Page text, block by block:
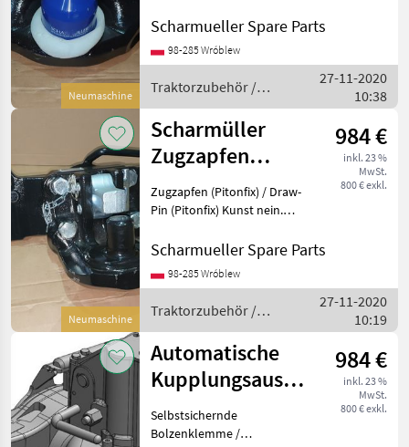
Neumaschine
Coupling System Artikel
Nummer. 05.6390.46-A02 ----
-- //// Schreib uns an //// ----
Scharmueller Spare Parts
98-285 Wróblew
Traktorzubehör /
Scharmüller
27-11-2020
10:38
Neumaschine
Scharmüller
Zugzapfen
(Pitonfix) /
Draw-Pin Einsatz
984 €
inkl. 23 %
MwSt.
800 € exkl.
Zugzapfen (Pitonfix) / Draw-
Pin (Pitonfix) Kunst nein.
390/25/32 (Wir haben
andere Dimensionen / we
have other dimensions) -----
Scharmueller Spare Parts
98-285 Wróblew
Traktorzubehör /
Scharmüller
27-11-2020
10:19
Automatische
Kupplungsausrückung
Gabelkopf Typ
u.a. John Deere
984 €
inkl. 23 %
MwSt.
800 € exkl.
Selbstsichernde
Bolzenklemme /